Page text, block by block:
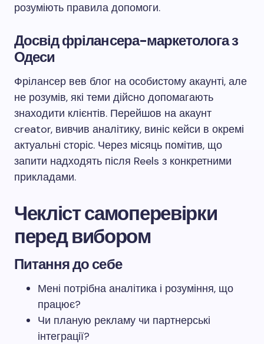
розуміють правила допомоги.
Досвід фрілансера-маркетолога з
Одеси
Фрілансер вев блог на особистому акаунті, але
не розумів, які теми дійсно допомагають
знаходити клієнтів. Перейшов на акаунт
creator, вивчив аналітику, виніс кейси в окремі
актуальні сторіс. Через місяць помітив, що
запити надходять після Reels з конкретними
прикладами.
Чекліст самоперевірки
перед вибором
Питання до себе
Мені потрібна аналітика і розуміння, що
працює?
Чи планую рекламу чи партнерські
інтеграції?